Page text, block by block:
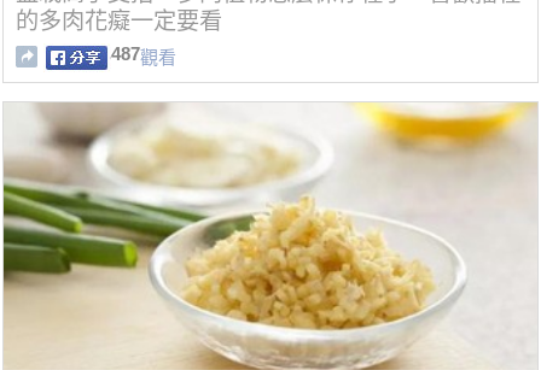
的多肉花癡一定要看
487觀看